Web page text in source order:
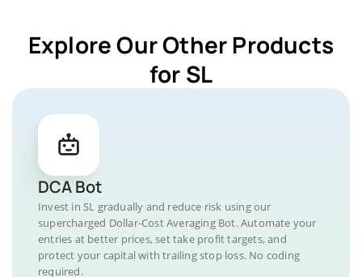
Explore Our Other Products
for SL
DCA Bot
Invest in SL gradually and reduce risk using our
supercharged Dollar-Cost Averaging Bot. Automate your
entries at better prices, set take profit targets, and
protect your capital with trailing stop loss. No coding
required.